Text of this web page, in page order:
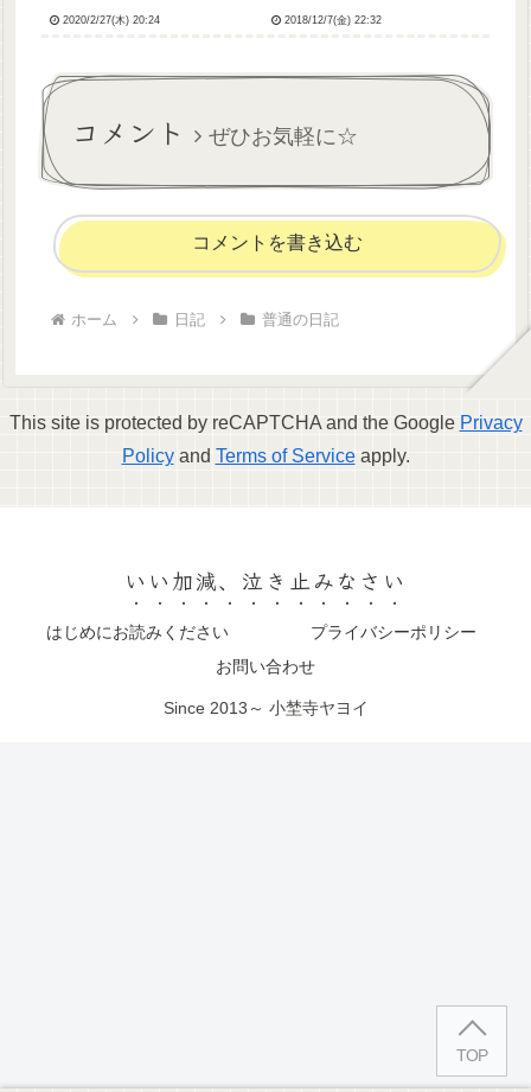
しか借りられなくて(他の巻は
だけ借りて、今日返却日だっ
たから次の巻借りられるｶ...
2020/2/27(木) 20:24
征したりしちゃって、とうら
ど、今月遠征費とかちょっと
～...
2018/12/7(金) 22:32
コメント ぜひお気軽に☆
コメントを書き込む
ホーム 日記 普通の日記
This site is protected by reCAPTCHA and the Google Privacy
Policyand Terms of Serviceapply.
いい加減、泣き止みなさい
はじめにお読みください
プライバシーポリシー
お問い合わせ
Since 2013～ 小埜寺ヤヨイ
TOP